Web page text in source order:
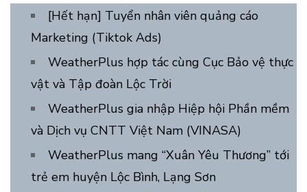
[Hết hạn] Tuyển nhân viên quảng cáo
Marketing (Tiktok Ads)
WeatherPlus hợp tác cùng Cục Bảo vệ thực
vật và Tập đoàn Lộc Trời
WeatherPlus gia nhập Hiệp hội Phần mềm
và Dịch vụ CNTT Việt Nam (VINASA)
WeatherPlus mang “Xuân Yêu Thương” tới
trẻ em huyện Lộc Bình, Lạng Sơn